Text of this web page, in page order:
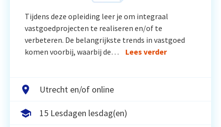
Tijdens deze opleiding leer je om integraal
vastgoedprojecten te realiseren en/of te
verbeteren. De belangrijkste trends in vastgoed
komen voorbij, waarbij de…
Lees verder
Utrecht en/of online
15 Lesdagen lesdag(en)